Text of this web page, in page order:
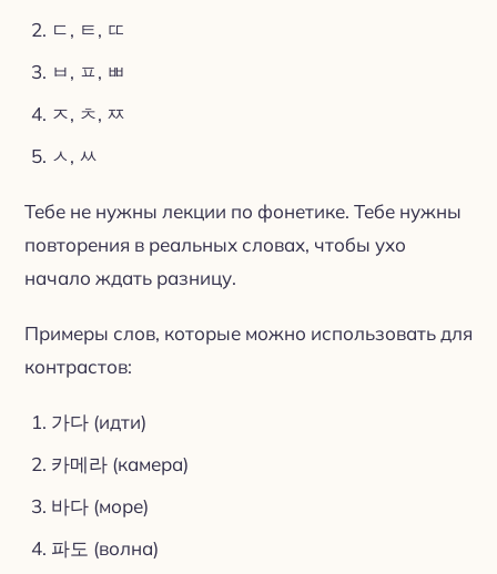
ㄷ, ㅌ, ㄸ
ㅂ, ㅍ, ㅃ
ㅈ, ㅊ, ㅉ
ㅅ, ㅆ
Тебе не нужны лекции по фонетике. Тебе нужны
повторения в реальных словах, чтобы ухо
начало ждать разницу.
Примеры слов, которые можно использовать для
контрастов:
가다 (идти)
카메라 (камера)
바다 (море)
파도 (волна)